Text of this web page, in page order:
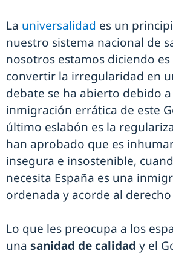
La universalidad es un
nuestro sistema nacional de
nosotros estamos diciendo
convertir la irregularidad en
debate se ha abierto debido
inmigración errática de este
último eslabón es la
han aprobado que es
insegura e insostenible,
necesita España es una
ordenada y acorde al
Lo que les preocupa a los
una sanidad de calidad y el